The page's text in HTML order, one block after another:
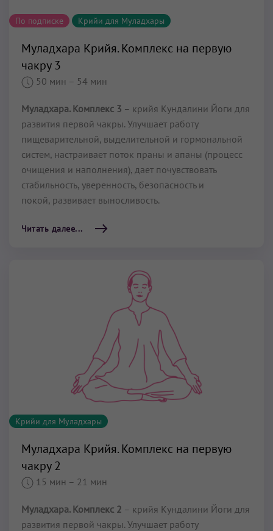
По подписке Крийи для Муладхары
Муладхара Крийя. Комплекс на первую
чакру 3
50 мин – 54 мин
Муладхара. Комплекс 3 – крийя Кундалини Йоги для
развития первой чакры. Улучшает работу
пищеварительной, выделительной и гормональной
систем, настраивает поток праны и апаны (процесс
очищения и наполнения), дает почувствовать
стабильность, уверенность, безопасность и
покой, развивает выносливость.
Читать далее...
Крийи для Муладхары
Муладхара Крийя. Комплекс на первую
чакру 2
15 мин – 21 мин
Муладхара. Комплекс 2 – крийя Кундалини Йоги для
развития первой чакры. Улучшает работу